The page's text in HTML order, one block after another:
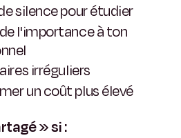
silence pour étudier
l'importance à ton
irréguliers
un coût plus élevé
» si :